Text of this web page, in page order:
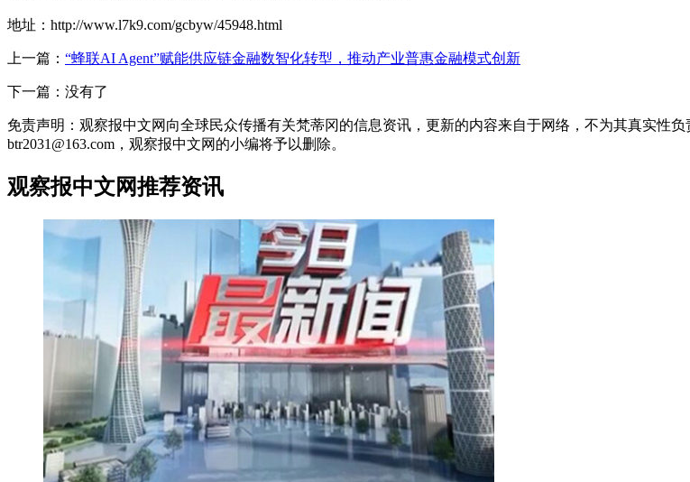
地址：http://www.l7k9.com/gcbyw/45948.html
上一篇： “蜂联AI Agent”赋能供应链金融数智化转型，推动产业普惠金融模式创新
下一篇：没有了
免责声明：观察报中文网向全球民众传播有关梵蒂冈的信息资讯，更新的内容来自于网络，不为其真实性
btr2031@163.com，观察报中文网的小编将予以删除。
观察报中文网推荐资讯